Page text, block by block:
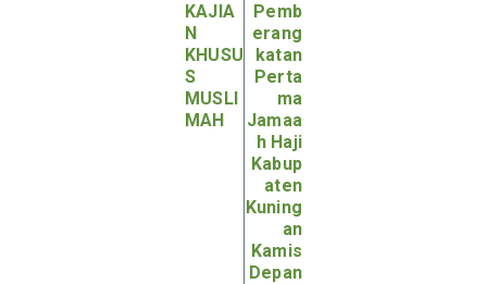
KAJIA
N
KHUSU
S
MUSLI
MAH
Pemb
erang
katan
Perta
ma
Jamaa
h Haji
Kabup
aten
Kuning
an
Kamis
Depan